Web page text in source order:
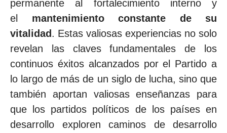
permanente al fortalecimiento interno y
el mantenimiento constante de su
vitalidad . Estas valiosas experiencias no solo
revelan las claves fundamentales de los
continuos éxitos alcanzados por el Partido a
lo largo de más de un siglo de lucha, sino que
también aportan valiosas enseñanzas para
que los partidos políticos de los países en
desarrollo exploren caminos de desarrollo